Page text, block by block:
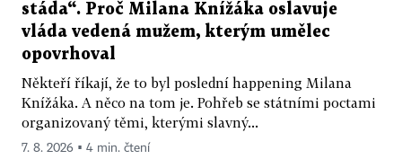
stáda“. Proč Milana Knížáka oslavuje
vláda vedená mužem, kterým umělec
opovrhoval
Někteří říkají, že to byl poslední happening Milana
Knížáka. A něco na tom je. Pohřeb se státními poctami
organizovaný těmi, kterými slavný...
7. 8. 2026 ▪ 4 min. čtení